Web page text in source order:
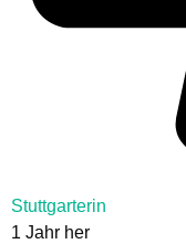
Stuttgarterin
1 Jahr her